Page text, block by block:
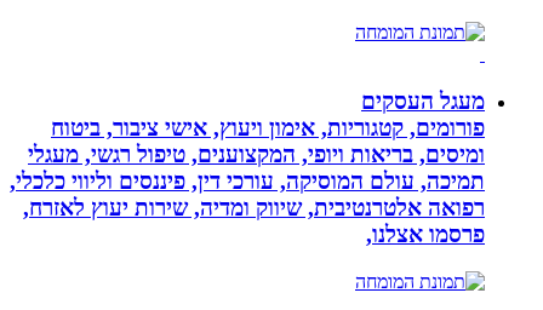
מעגל העסקים
פורומים, קטגוריות, אימון ויעוץ, אישי ציבור, ביטוח
ומיסים, בריאות ויופי, המקצוענים, טיפול רגשי, מעגלי
תמיכה, עולם המוסיקה, עורכי דין, פיננסים וליווי כלכלי,
רפואה אלטרנטיבית, שיווק ומדיה, שירות יעוץ לאזרח,
פרסמו אצלנו,